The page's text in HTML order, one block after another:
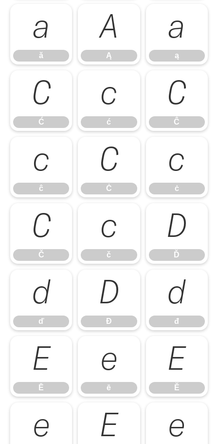
ă
ă
Ą
Ą
ą
ą
Ć
Ć
ć
ć
Ĉ
Ĉ
ĉ
ĉ
Ċ
Ċ
ċ
ċ
Č
Č
č
č
Ď
Ď
ď
ď
Đ
Đ
đ
đ
Ē
Ē
ē
ē
Ĕ
Ĕ
ĕ Ė ė